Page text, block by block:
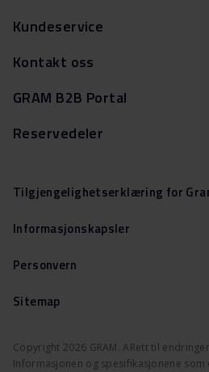
Kundeservice
Kontakt oss
GRAM B2B Portal
Reservedeler
Copyright 2026 GRAM. ARett til
Informasjonen og spesifikasjonene som
Tilgjengelighetserklæring for
Informasjonskapsler
Personvern
Sitemap